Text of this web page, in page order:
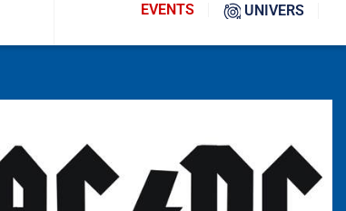
EVENTS UNIVERS